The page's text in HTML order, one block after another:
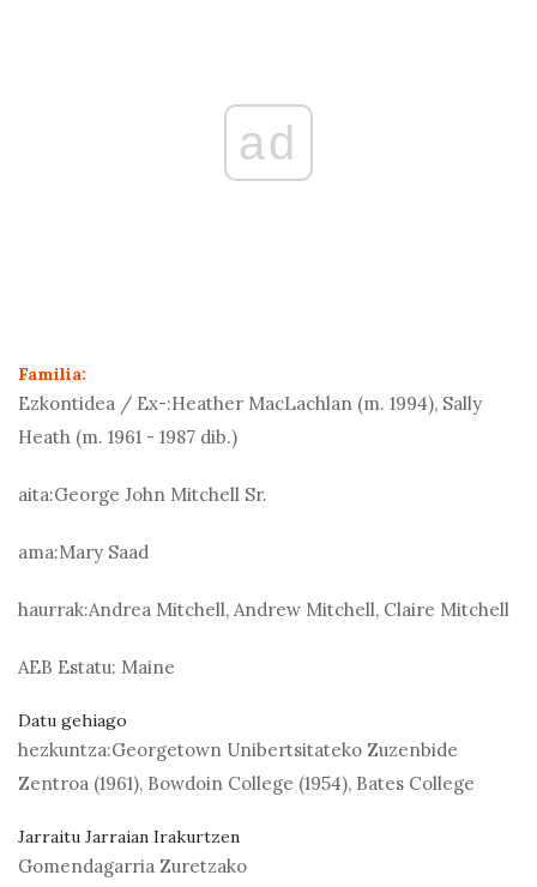
ad
Familia:
Ezkontidea / Ex-:Heather MacLachlan (m. 1994), Sally
Heath (m. 1961 - 1987 dib.)
aita:George John Mitchell Sr.
ama:Mary Saad
haurrak:Andrea Mitchell, Andrew Mitchell, Claire Mitchell
AEB Estatu: Maine
Datu gehiago
hezkuntza:Georgetown Unibertsitateko Zuzenbide
Zentroa (1961), Bowdoin College (1954), Bates College
Jarraitu Jarraian Irakurtzen
Gomendagarria Zuretzako